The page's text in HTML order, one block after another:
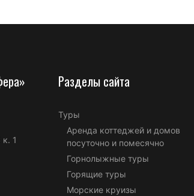
1
Разделы сайта
Туры
Аренда коттеджей и домов
посуточно и помесячно
Горнолыжные туры
Горящие туры
Морские круизы